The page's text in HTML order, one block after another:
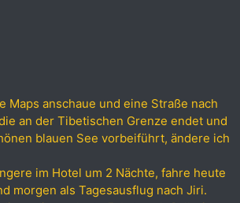
Maps anschaue und eine Straße nach
an der Tibetischen Grenze endet und
blauen See vorbeiführt, ändere ich
im Hotel um 2 Nächte, fahre heute
morgen als Tagesausflug nach Jiri.